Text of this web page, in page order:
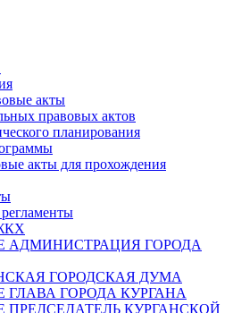
акты
правовых актов
планирования
акты для прохождения
АДМИНИСТРАЦИЯ ГОРОДА
ГОРОДСКАЯ ДУМА
ГОРОДА КУРГАНА
КУРГАНСКОЙ